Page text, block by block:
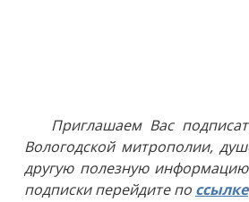
Приглашаем Вас
Вологодской митрополии,
другую полезную
подписки перейдите по ссылке